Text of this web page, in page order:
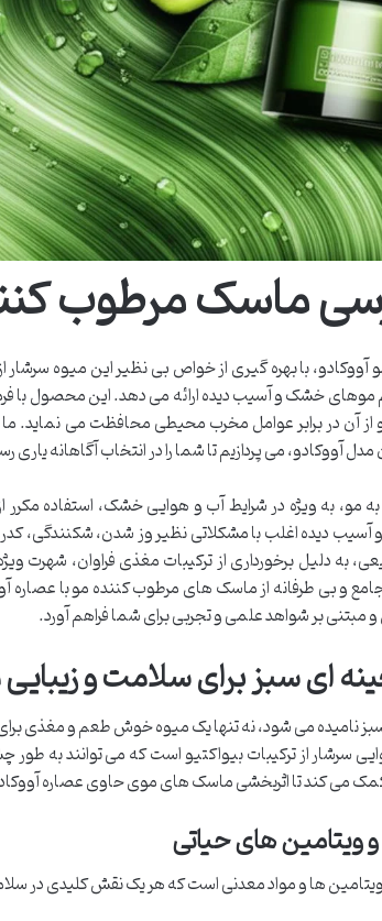
ماسک مرطوب
با بهره گیری از خواص بی نظیر این میوه سرشار
موهای خشک و آسیب دیده ارائه می دهد. این محصول با
آن در برابر عوامل مخرب محیطی محافظت می نماید.
آووکادو، می پردازیم تا شما را در انتخاب آگاهانه یاری
مو، به ویژه در شرایط آب و هوایی خشک، استفاده مکرر
دیده اغلب با مشکلاتی نظیر وز شدن، شکنندگی،
به دلیل برخورداری از ترکیبات مغذی فراوان، شهرت
جامع و بی طرفانه از ماسک های مرطوب کننده مو با
مبتنی بر شواهد علمی و تجربی برای شما فراهم آورد.
ای سبز برای سلامت و
نامیده می شود، نه تنها یک میوه خوش طعم و مغذی
سرشار از ترکیبات بیواکتیو است که می توانند به
می کند تا اثربخشی ماسک های موی حاوی عصاره
ویتامین های حیاتی
ها و مواد معدنی است که هر یک نقش کلیدی در